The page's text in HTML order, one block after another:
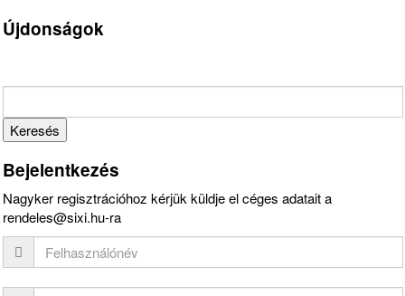
Újdonságok
Bejelentkezés
Nagyker regisztrációhoz kérjük küldje el céges adatait a
rendeles@sixi.hu-ra